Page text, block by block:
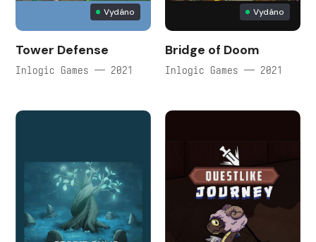
Vydáno
Tower Defense
Inlogic Games — 2021
Vydáno
Bridge of Doom
Inlogic Games — 2021